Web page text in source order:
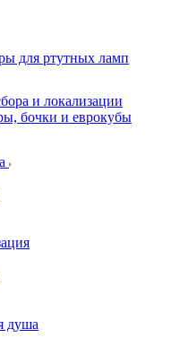
для ртутных ламп
и локализации
бочки и еврокубы
душа